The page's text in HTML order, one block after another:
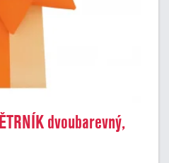
dvoubarevný,